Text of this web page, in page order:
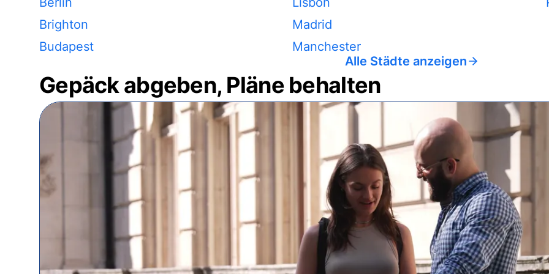
Brighton
Budapest
Madrid
Manchester
Alle Städte anzeigen
Gepäck abgeben, Pläne behalten